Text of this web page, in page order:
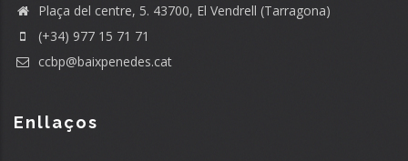
Plaça del centre, 5. 43700, El Vendrell (Tarragona)
(+34) 977 15 71 71
ccbp@baixpenedes.cat
Enllaços